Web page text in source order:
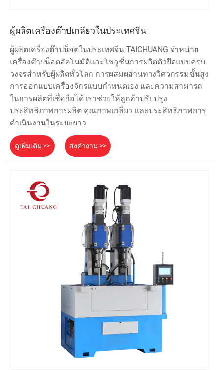
ผู้ผลิตเครื่องต๊าปเกลียวในประเทศจีน
ผู้ผลิตเครื่องต๊าปน็อตในประเทศจีน TAICHUANG จำหน่าย
เครื่องต๊าปน็อตอัตโนมัติและโซลูชั่นการผลิตตัวยึดแบบครบ
วงจรสำหรับผู้ผลิตทั่วโลก การผสมผสานทางวิศวกรรมขั้นสูง
การออกแบบเครื่องจักรแบบกำหนดเอง และความสามารถ
ในการผลิตที่เชื่อถือได้ เราช่วยให้ลูกค้าปรับปรุง
ประสิทธิภาพการผลิต คุณภาพเกลียว และประสิทธิภาพการ
ดำเนินงานในระยะยาว
ดูเพิ่มเติม >> ส่งคำถาม >>